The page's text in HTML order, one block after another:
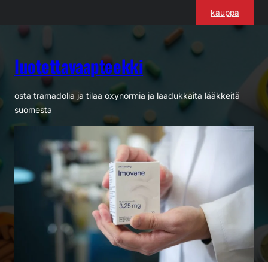
kauppa
luotettavaapteekki
osta tramadolia ja tilaa oxynormia ja laadukkaita lääkkeitä
suomesta